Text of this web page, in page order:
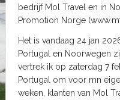
bedrijf Mol Travel en in
Promotion Norge
Het is vandaag 24 jan
Portugal en Noorwegen
vertrek ik op zaterdag 7
Portugal om voor mn
weken, klanten van Mol